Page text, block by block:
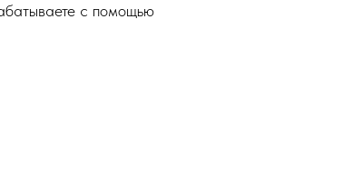
с помощью